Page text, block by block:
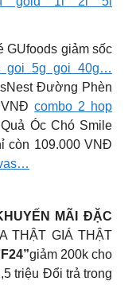
GUfoods giảm sốc
goi 5g goi 40g…
Đường Phèn
VNĐcombo 2 hop
Quả Óc Chó Smile
còn 109.000 VNĐ
MÃI ĐẶC
THẬT GIÁ THẬT
giảm 200k cho
triệu Đổi trả trong